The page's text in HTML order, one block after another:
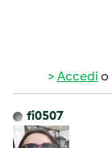
Accedi o
fi0507